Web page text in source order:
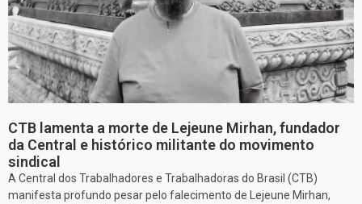
CTB lamenta a morte de Lejeune Mirhan, fundador
da Central e histórico militante do movimento
sindical
A Central dos Trabalhadores e Trabalhadoras do Brasil (CTB)
manifesta profundo pesar pelo falecimento de Lejeune Mirhan,